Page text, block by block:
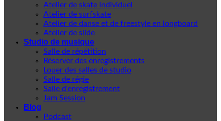
Atelier de skate individuel
Atelier de surfskate
Atelier de danse et de freestyle en longboard
Atelier de slide
Studio de musique
Salle de répétition
Réserver des enregistrements
Louer des salles de studio
Salle de régie
Salle d'enregistrement
Jam Session
Blog
Podcast